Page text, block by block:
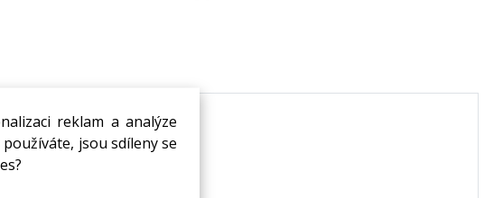
reklam a analýze
jsou sdíleny se